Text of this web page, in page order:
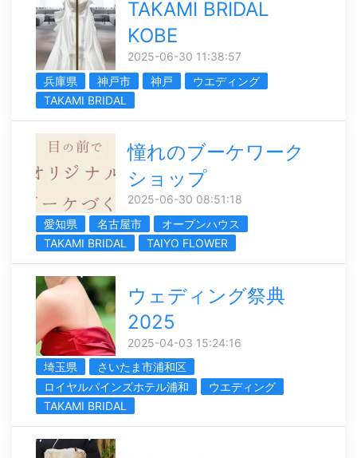
TAKAMI BRIDAL
KOBE
2025-06-30 11:38:57
兵庫県
神戸市 神戸
ウエディング
TAKAMI BRIDAL
憧れのブーケワーク
ショップ
2025-06-30 08:51:18
愛知県
名古屋市
オープンハウス
TAKAMI BRIDAL
TAIYO FLOWER
ウェディング祭典
2025
2025-04-03 15:24:16
埼玉県
さいたま市浦和区
ロイヤルパインズホテル浦和
ウエディング
TAKAMI BRIDAL